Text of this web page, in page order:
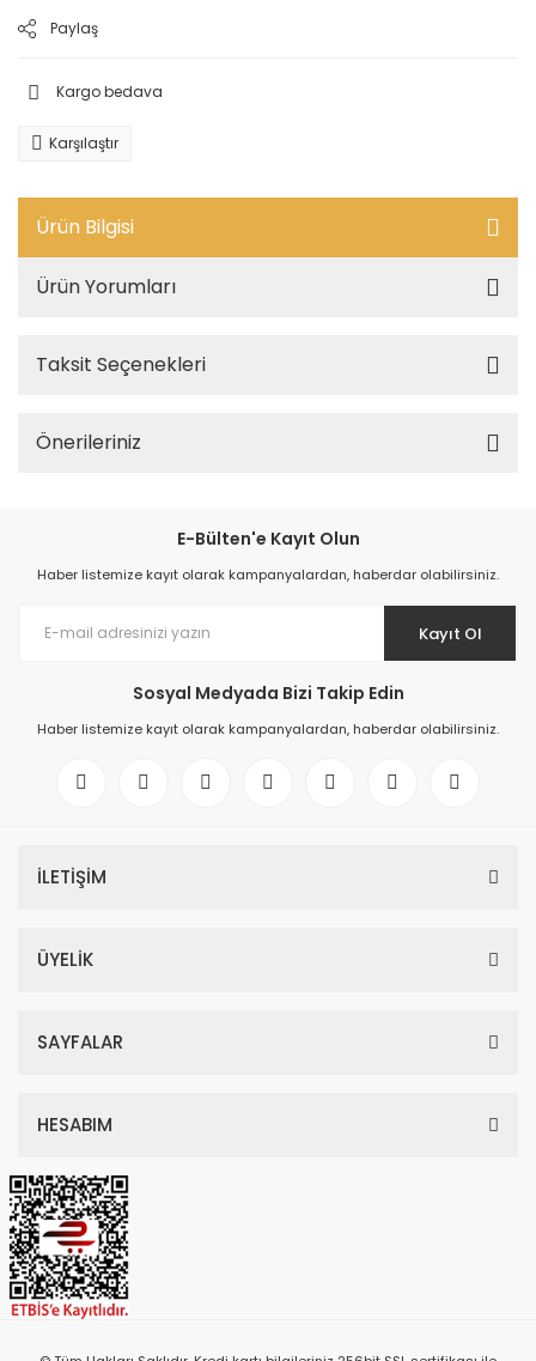
Paylaş
Kargo bedava
Karşılaştır
Ürün Bilgisi
Ürün Yorumları
Taksit Seçenekleri
Önerileriniz
E-Bülten'e Kayıt Olun
Haber listemize kayıt olarak kampanyalardan, haberdar olabilirsiniz.
Kayıt Ol
Sosyal Medyada Bizi Takip Edin
Haber listemize kayıt olarak kampanyalardan, haberdar olabilirsiniz.
İLETİŞİM
ÜYELİK
SAYFALAR
HESABIM